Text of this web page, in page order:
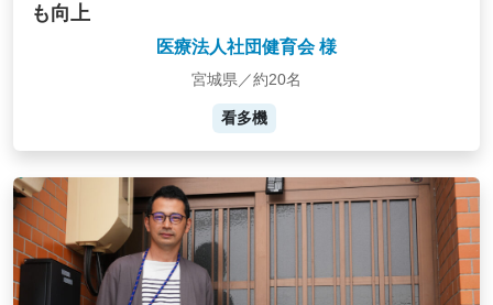
も向上
医療法人社団健育会 様
宮城県／約20名
看多機